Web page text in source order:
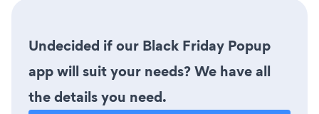
Undecided if our Black Friday Popup
app will suit your needs? We have all
the details you need.